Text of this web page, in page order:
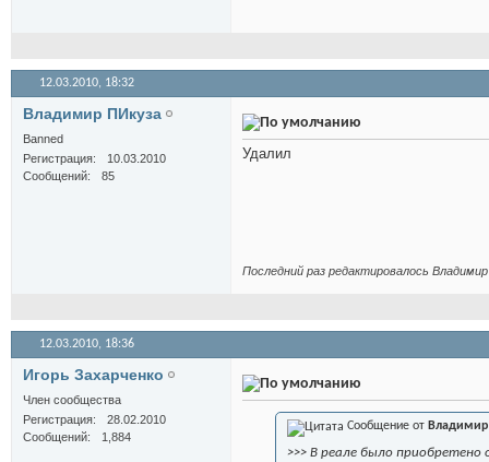
12.03.2010, 18:32
Владимир ПИкуза
Banned
Регистрация
10.03.2010
Сообщений
85
Удалил
Последний раз редактировалось
12.03.2010, 18:36
Игорь Захарченко
Член сообщества
Регистрация
28.02.2010
Сообщений
1,884
Сообщение от
>>> В реале было